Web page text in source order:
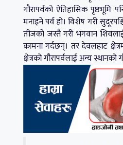
गौरापर्वको ऐतिहासिक पृष्ठभूमि
मनाइने पर्व हो। विशेष गरी
तीजको जस्तै गरी भगवान
कामना गर्दछन्। तर देवलहाट
क्षेत्रको गौरापर्वलाई अन्य